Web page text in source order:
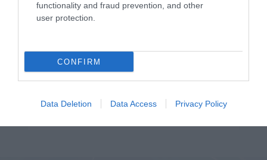
functionality and fraud prevention, and other
user protection.
CONFIRM
Data Deletion Data Access Privacy Policy
YEALINK CTP25
Κωδικός 02-11-0232